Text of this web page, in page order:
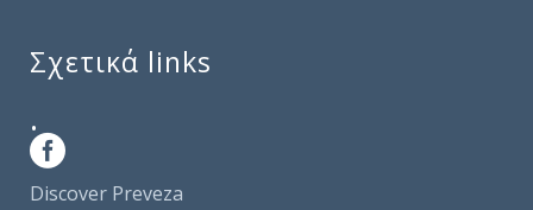
Σχετικά links
.
Discover Preveza